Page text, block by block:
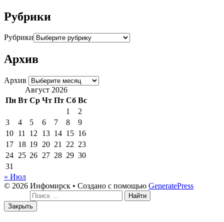
Рубрики
Рубрики
Архив
Архив
Август 2026
Пн Вт Ср Чт Пт Сб Вс
1
2
3
4 5 6 7 8
9
10 11 12 13 14 15 16
17 18 19 20 21 22 23
24 25 26 27 28 29 30
31
« Июл
© 2026 Инфомирск • Создано с помощью GeneratePress
Закрыть